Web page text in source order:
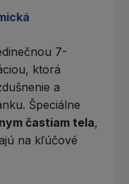
7-
, ktorá
a
Špeciálne
častiam tela,
na kľúčové